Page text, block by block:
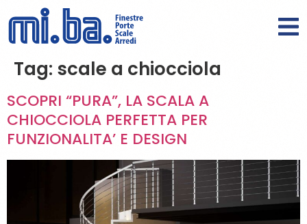
Tag: scale a chiocciola
SCOPRI “PURA”, LA SCALA A
CHIOCCIOLA PERFETTA PER
FUNZIONALITA’ E DESIGN